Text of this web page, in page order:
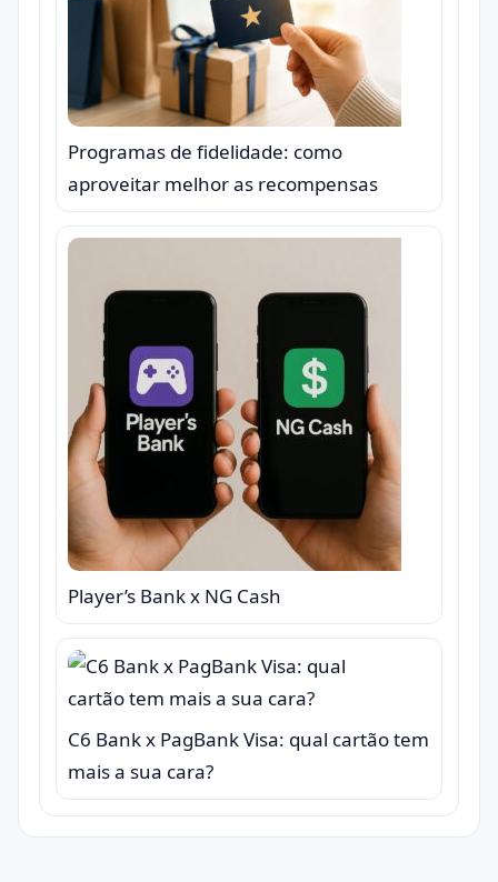
Programas de fidelidade: como
aproveitar melhor as recompensas
Player’s Bank x NG Cash
C6 Bank x PagBank Visa: qual cartão tem
mais a sua cara?